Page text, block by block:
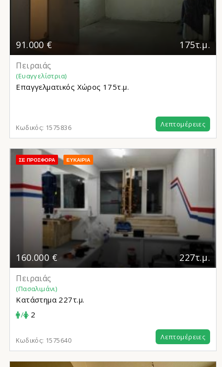
91.000 € 175τ.μ.
Πειραιάς
(Ευαγγελίστρια)
Επαγγελματικός Χώρος 175τ.μ.
Κωδικός: 1575836 Λεπτομέρειες
ΣΕ ΠΡΟΣΦΟΡΆ ΕΥΚΑΙΡΊΑ
160.000 € 227τ.μ.
Πειραιάς
(Πασαλιμάνι)
Κατάστημα 227τ.μ.
/
2
Κωδικός: 1575640 Λεπτομέρειες